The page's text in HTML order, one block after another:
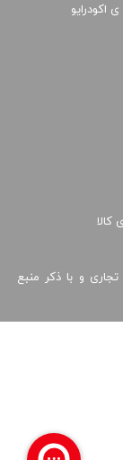
و با ذکر منبع
اکودرایو
کالا